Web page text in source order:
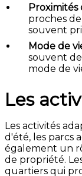
Proximités
proches
souvent
Mode de
souvent
mode de
Les
Les activités
d'été, les parcs
également un
de propriété.
quartiers qui